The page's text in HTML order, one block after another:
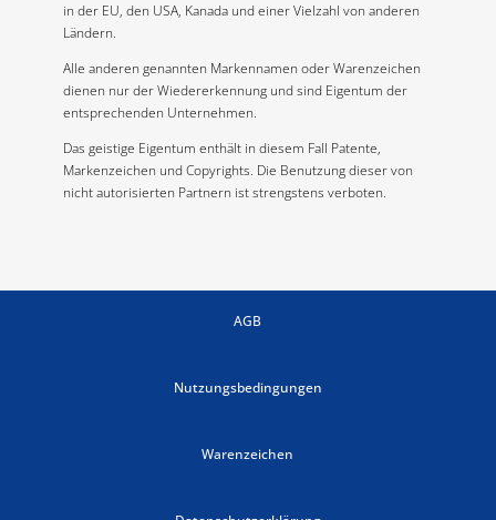
in der EU, den USA, Kanada und einer Vielzahl von anderen
Ländern.
Alle anderen genannten Markennamen oder Warenzeichen
dienen nur der Wiedererkennung und sind Eigentum der
entsprechenden Unternehmen.
Das geistige Eigentum enthält in diesem Fall Patente,
Markenzeichen und Copyrights. Die Benutzung dieser von
nicht autorisierten Partnern ist strengstens verboten.
AGB
Nutzungsbedingungen
Warenzeichen